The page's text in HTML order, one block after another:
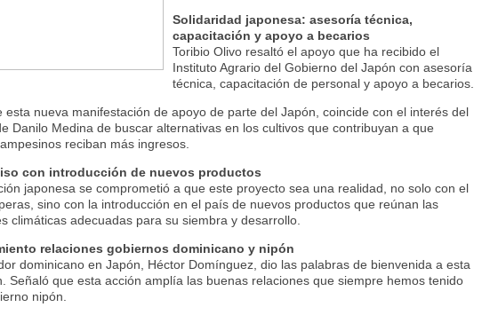
Solidaridad japonesa: asesoría técnica,
capacitación y apoyo a becarios
Toribio Olivo resaltó el apoyo que ha recibido el
Instituto Agrario del Gobierno del Japón con asesoría
técnica, capacitación de personal y apoyo a becarios.
esta nueva manifestación de apoyo de parte del Japón, coincide con el interés del
Danilo Medina de buscar alternativas en los cultivos que contribuyan a que
reciban más ingresos.
con introducción de nuevos productos
japonesa se comprometió a que este proyecto sea una realidad, no solo con el
sino con la introducción en el país de nuevos productos que reúnan las
climáticas adecuadas para su siembra y desarrollo.
relaciones gobiernos dominicano y nipón
dominicano en Japón, Héctor Domínguez, dio las palabras de bienvenida a esta
Señaló que esta acción amplía las buenas relaciones que siempre hemos tenido
nipón.